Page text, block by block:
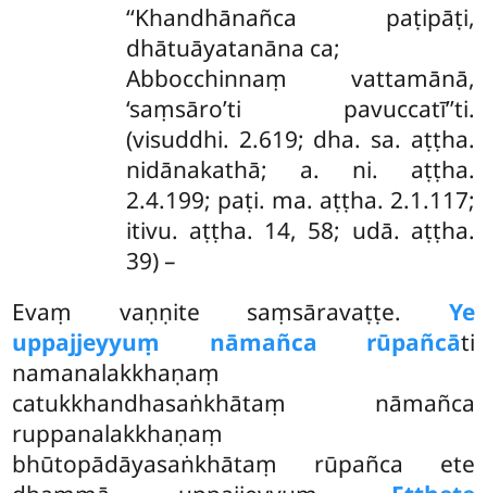
‘‘Khandhānañca paṭipāṭi,
dhātuāyatanāna ca;
Abbocchinnaṃ vattamānā,
‘saṃsāro’ti pavuccatī’’ti.
(visuddhi. 2.619; dha. sa. aṭṭha.
nidānakathā; a. ni. aṭṭha.
2.4.199; paṭi. ma. aṭṭha. 2.1.117;
itivu. aṭṭha. 14, 58; udā. aṭṭha.
39) –
Evaṃ vaṇṇite saṃsāravaṭṭe. Ye
uppajjeyyuṃ nāmañca rūpañcāti
namanalakkhaṇaṃ
catukkhandhasaṅkhātaṃ nāmañca
ruppanalakkhaṇaṃ
bhūtopādāyasaṅkhātaṃ rūpañca ete